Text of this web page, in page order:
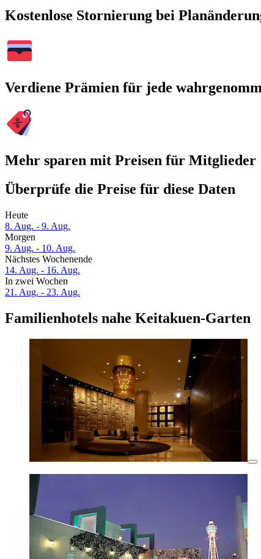
Kostenlose Stornierung bei
Verdiene Prämien für jede
Mehr sparen mit Preisen für Mitglieder
Überprüfe die Preise für diese Daten
Heute
8. Aug. - 9. Aug.
Morgen
9. Aug. - 10. Aug.
Nächstes Wochenende
14. Aug. - 16. Aug.
In zwei Wochen
21. Aug. - 23. Aug.
Familienhotels nahe Keitakuen-Garten